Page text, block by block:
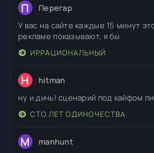
П Перегар
У вас на сайте каждые 15 минут
рекламе показывают, я бы
ИРРАЦИОНАЛЬНЫЙ
H hitman
ну и дичь! сценарий под кайфом
СТО ЛЕТ ОДИНОЧЕСТВА
M manhunt